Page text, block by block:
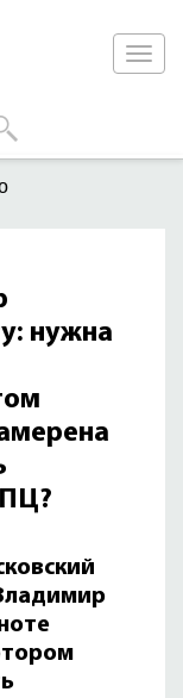
нужна